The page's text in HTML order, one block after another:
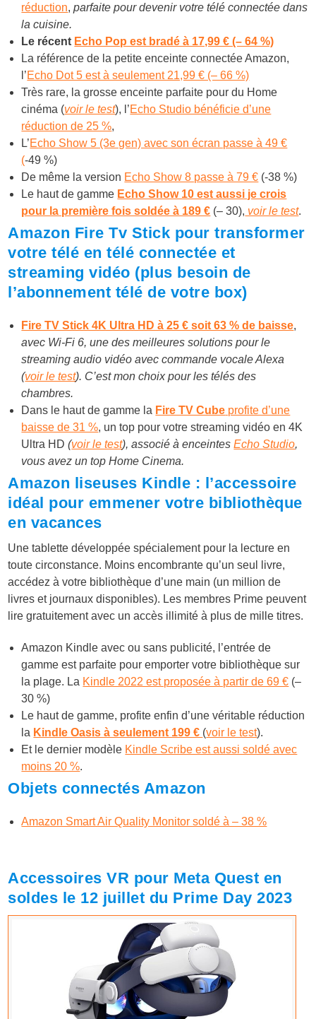
réduction,parfaite pour devenir votre télé connectée dans
la cuisine.
Le récent Echo Pop est bradé à 17,99 € (– 64 %)
La référence de la petite enceinte connectée Amazon,
l’Echo Dot 5 est à seulement 21,99 € (– 66 %)
Très rare, la grosse enceinte parfaite pour du Home
cinéma (voir le test), l’Echo Studio bénéficie d’une
réduction de 25 %,
L’Echo Show 5 (3e gen) avec son écran passe à 49 €
(-49 %)
De même la version Echo Show 8 passe à 79 € (-38 %)
Le haut de gamme Echo Show 10 est aussi je crois
pour la première fois soldée à 189 € (– 30), voir le test.
Amazon Fire Tv Stick pour transformer
votre télé en télé connectée et
streaming vidéo (plus besoin de
l’abonnement télé de votre box)
Fire TV Stick 4K Ultra HD à 25 € soit 63 % de baisse,
avec Wi-Fi 6, une des meilleures solutions pour le
streaming audio vidéo avec commande vocale Alexa
(voir le test). C’est mon choix pour les télés des
chambres.
Dans le haut de gamme la Fire TV Cube profite d’une
baisse de 31 %, un top pour votre streaming vidéo en 4K
Ultra HD(voir le test), associé à enceintesEcho Studio,
vous avez un top Home Cinema.
Amazon liseuses Kindle : l’accessoire
idéal pour emmener votre bibliothèque
en vacances
Une tablette développée spécialement pour la lecture en
toute circonstance. Moins encombrante qu’un seul livre,
accédez à votre bibliothèque d’une main (un million de
livres et journaux disponibles). Les membres Prime peuvent
lire gratuitement avec un accès illimité à plus de mille titres.
Amazon Kindle avec ou sans publicité, l’entrée de
gamme est parfaite pour emporter votre bibliothèque sur
la plage. La Kindle 2022 est proposée à partir de 69 € (–
30 %)
Le haut de gamme, profite enfin d’une véritable réduction
la Kindle Oasis à seulement 199 € (voir le test).
Et le dernier modèle Kindle Scribe est aussi soldé avec
moins 20 %.
Objets connectés Amazon
Amazon Smart Air Quality Monitor soldé à – 38 %
Accessoires VR pour Meta Quest en
soldes le 12 juillet du Prime Day 2023